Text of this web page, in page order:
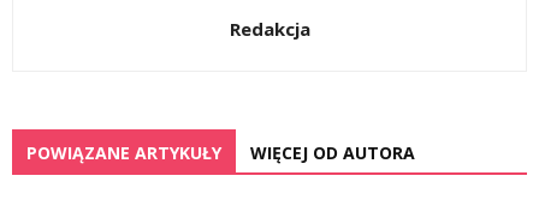
Redakcja
POWIĄZANE ARTYKUŁY WIĘCEJ OD AUTORA